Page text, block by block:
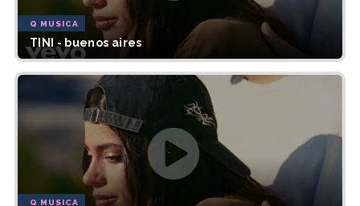
Q MUSICA
TINI - buenos aires
Q MUSICA